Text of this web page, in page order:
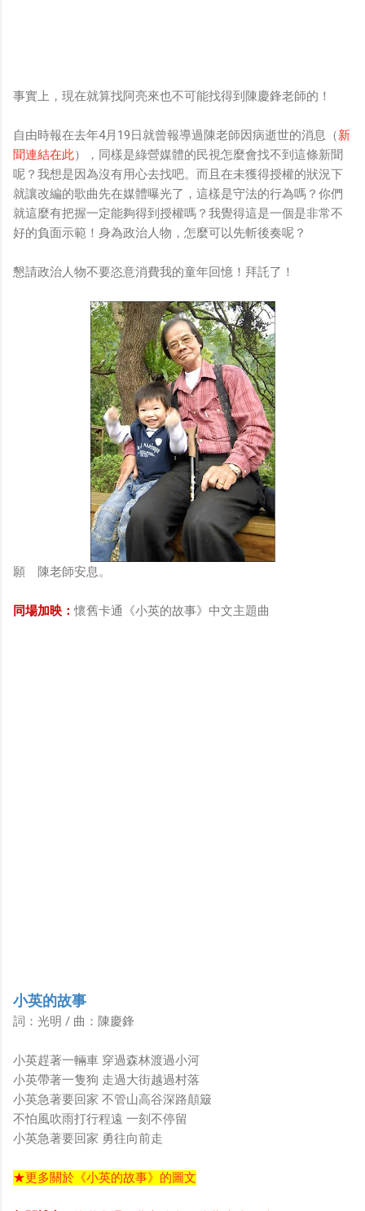
事實上，現在就算找阿亮來也不可能找得到陳慶鋒老師的！
自由時報在去年4月19日就曾報導過陳老師因病逝世的消息（新
聞連結在此），同樣是綠營媒體的民視怎麼會找不到這條新聞
呢？我想是因為沒有用心去找吧。而且在未獲得授權的狀況下
就讓改編的歌曲先在媒體曝光了，這樣是守法的行為嗎？你們
就這麼有把握一定能夠得到授權嗎？我覺得這是一個是非常不
好的負面示範！身為政治人物，怎麼可以先斬後奏呢？
懇請政治人物不要恣意消費我的童年回憶！拜託了！
願 陳老師安息。
同場加映： 懷舊卡通《小英的故事》中文主題曲
小英的故事
詞：光明 / 曲：陳慶鋒
小英趕著一輛車 穿過森林渡過小河
小英帶著一隻狗 走過大街越過村落
小英急著要回家 不管山高谷深路顛簸
不怕風吹雨打行程遠 一刻不停留
小英急著要回家 勇往向前走
★更多關於《小英的故事》的圖文